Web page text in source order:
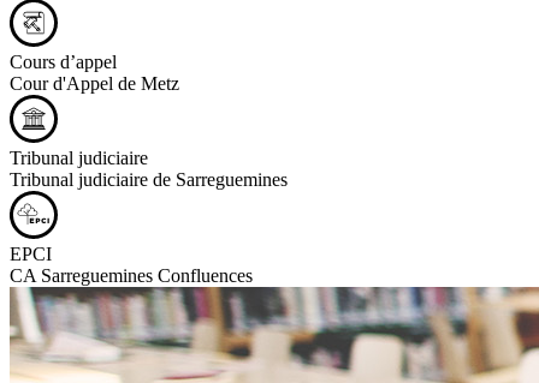
Cours d’appel
Cour d'Appel de Metz
Tribunal judiciaire
Tribunal judiciaire de Sarreguemines
EPCI
CA Sarreguemines Confluences